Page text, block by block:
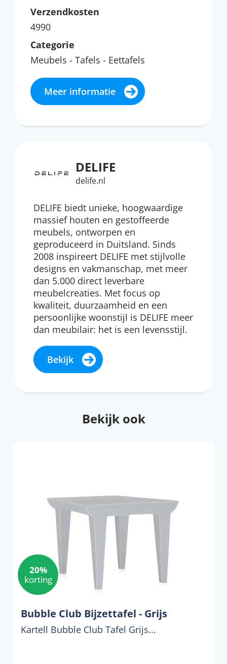
Verzendkosten
4990
Categorie
Meubels - Tafels - Eettafels
Meer informatie
DELIFE
delife.nl
DELIFE biedt unieke, hoogwaardige
massief houten en gestoffeerde
meubels, ontworpen en
geproduceerd in Duitsland. Sinds
2008 inspireert DELIFE met stijlvolle
designs en vakmanschap, met meer
dan 5.000 direct leverbare
meubelcreaties. Met focus op
kwaliteit, duurzaamheid en een
persoonlijke woonstijl is DELIFE meer
dan meubilair: het is een levensstijl.
Bekijk
Bekijk ook
20%
korting
Bubble Club Bijzettafel - Grijs
Kartell Bubble Club Tafel Grijs...